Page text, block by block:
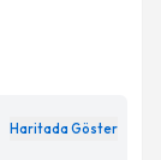
Haritada Göster